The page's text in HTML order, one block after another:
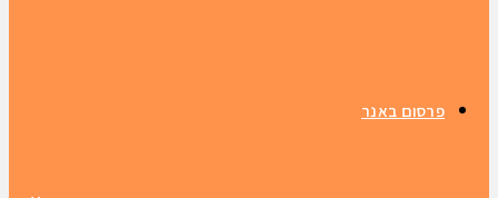
פרסום באנר